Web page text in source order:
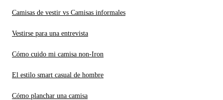
Camisas de vestir vs Camisas informales
Vestirse para una entrevista
Cómo cuido mi camisa non-Iron
El estilo smart casual de hombre
Cómo planchar una camisa